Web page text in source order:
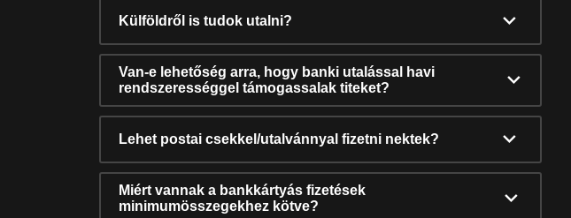
Külföldről is tudok utalni?
Van-e lehetőség arra, hogy banki utalással havi
rendszerességgel támogassalak titeket?
Lehet postai csekkel/utalvánnyal fizetni nektek?
Miért vannak a bankkártyás fizetések
minimumösszegekhez kötve?